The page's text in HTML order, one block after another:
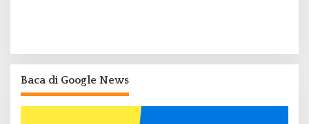
Baca di Google News